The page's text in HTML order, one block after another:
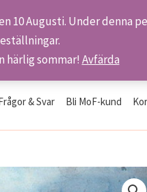
10 Augusti. Under
härlig sommar! Avfärda
& Svar Bli MoF-kund